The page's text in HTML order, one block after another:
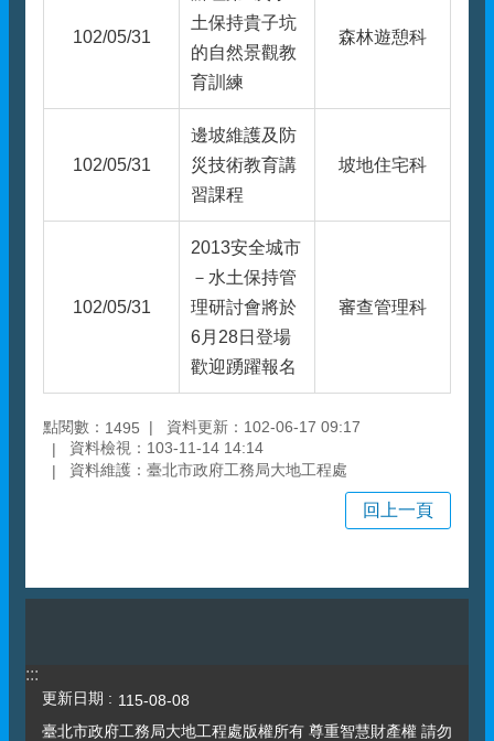
102/05/31
土保持貴子坑
的自然景觀教
育訓練
森林遊憩科
102/05/31
邊坡維護及防
災技術教育講
習課程
坡地住宅科
102/05/31
2013安全城市
－水土保持管
理研討會將於
6月28日登場
歡迎踴躍報名
審查管理科
點閱數： 1495
資料更新：102-06-17 09:17
資料檢視：103-11-14 14:14
資料維護：臺北市政府工務局大地工程處
回上一頁
:::
更新日期
115-08-08
臺北市政府工務局大地工程處版權所有 尊重智慧財產權 請勿